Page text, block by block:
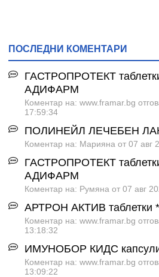
ПОСЛЕДНИ КОМЕНТАРИ
ГАСТРОПРОТЕКТ
АДИФАРМ
Коментар на: www.framar.bg
17:59:34
ПОЛИНЕЙЛ ЛЕЧЕБЕН
Коментар на: Марияна от 07 авг
ГАСТРОПРОТЕКТ
АДИФАРМ
Коментар на: Румяна от 07 авг
АРТРОН АКТИВ таблетки
Коментар на: www.framar.bg
13:18:32
ИМУНОБОР КИДС
Коментар на: www.framar.bg
13:09:22